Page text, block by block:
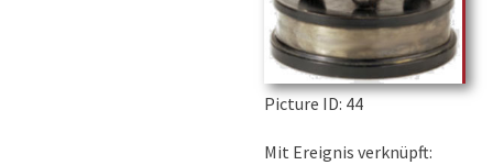
Picture ID: 44
Mit Ereignis verknüpft: